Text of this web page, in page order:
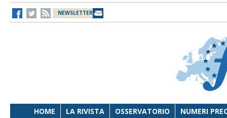
NEWSLETTER
HOME LA RIVISTA OSSERVATORIO NUMERI